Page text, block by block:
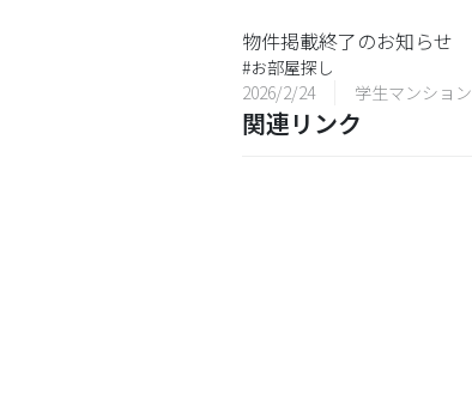
物件掲載終了のお知らせ
#お部屋探し
2026/2/24
学生マンション
関連リンク